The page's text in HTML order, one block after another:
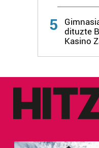
Webgune honek cookie
fitxategiak erabiltzen
zerbitzuak hobetzeko
baliatzen gara. Ohar
erabiltzeko baimen
5
dituzte
Kasino